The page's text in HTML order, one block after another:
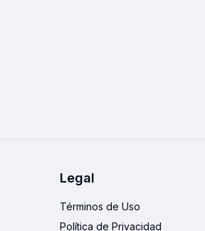
Legal
Términos de Uso
Política de Privacidad